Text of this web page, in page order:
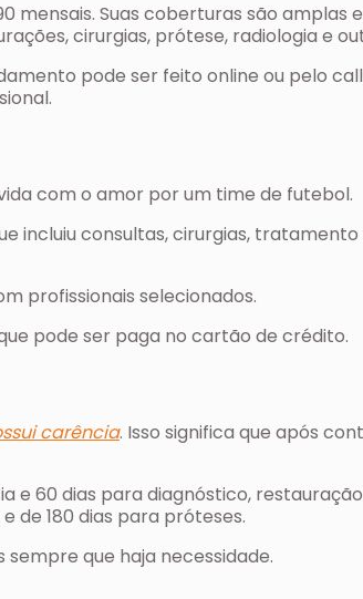
mensais. Suas coberturas são
cirurgias, prótese, radiologia e
pode ser feito online ou pelo
com o amor por um time de futebol.
incluiu consultas, cirurgias,
profissionais selecionados.
pode ser paga no cartão de crédito.
carência. Isso significa que após
e 60 dias para diagnóstico,
de 180 dias para próteses.
que haja necessidade.